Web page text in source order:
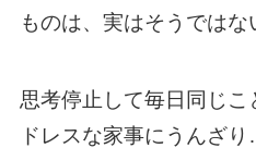
ものは、実はそうではな
思考停止して毎日同じ
ドレスな家事にうんざ